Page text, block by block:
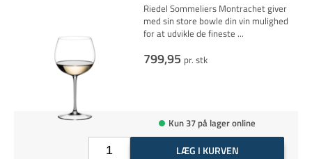
Riedel Sommeliers Montrachet giver
med sin store bowle din vin mulighed
for at udvikle de fineste ...
799,95 pr. stk
Kun 37 på lager online
LÆG I KURVEN